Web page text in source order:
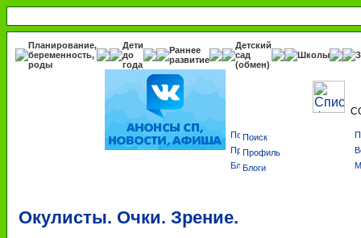
Планирование,
беременность,
роды
Дети
до
года
Раннее
развитие
Детский
сад
(обмен)
Школы
Поиск
Профиль
Блоги
Окулисты. Очки. Зрение.